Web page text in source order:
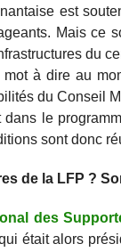
est
Mais ce
du
à dire au
du
le
sont donc
de la LFP ?
des
était alors